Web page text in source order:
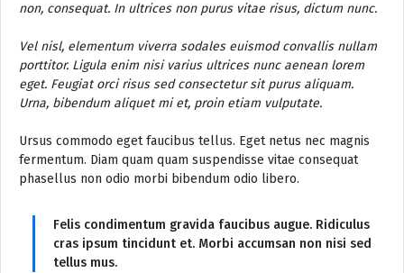
non, consequat. In ultrices non purus vitae risus, dictum nunc.
Vel nisl, elementum viverra sodales euismod convallis nullam
porttitor. Ligula enim nisi varius ultrices nunc aenean lorem
eget. Feugiat orci risus sed consectetur sit purus aliquam.
Urna, bibendum aliquet mi et, proin etiam vulputate.
Ursus commodo eget faucibus tellus. Eget netus nec magnis
fermentum. Diam quam quam suspendisse vitae consequat
phasellus non odio morbi bibendum odio libero.
Felis condimentum gravida faucibus augue. Ridiculus
cras ipsum tincidunt et. Morbi accumsan non nisi sed
tellus mus.